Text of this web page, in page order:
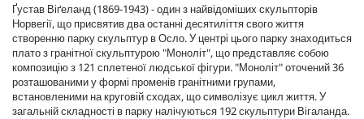
Ґустав Віґеланд (1869-1943) - один з найвідоміших скульпторів
Норвегії, що присвятив два останні десятиліття свого життя
створенню парку скульптур в Осло. У центрі цього парку знаходиться
плато з гранітної скульптурою "Моноліт", що представляє собою
композицію з 121 сплетеної людської фігури. "Моноліт" оточений 36
розташованими у формі променів гранітними групами,
встановленими на круговій сходах, що символізує цикл життя. У
загальній складності в парку налічуються 192 скульптури Вігаланда.